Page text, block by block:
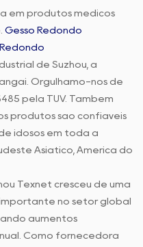
em produtos médicos
Gesso Redondo
de Suzhou, a
Orgulhamo-nos de
pela TUV. Também
produtos são confiáveis
idosos em toda a
Asiático, América do
Texnet cresceu de uma
no setor global
aumentos
Como fornecedora